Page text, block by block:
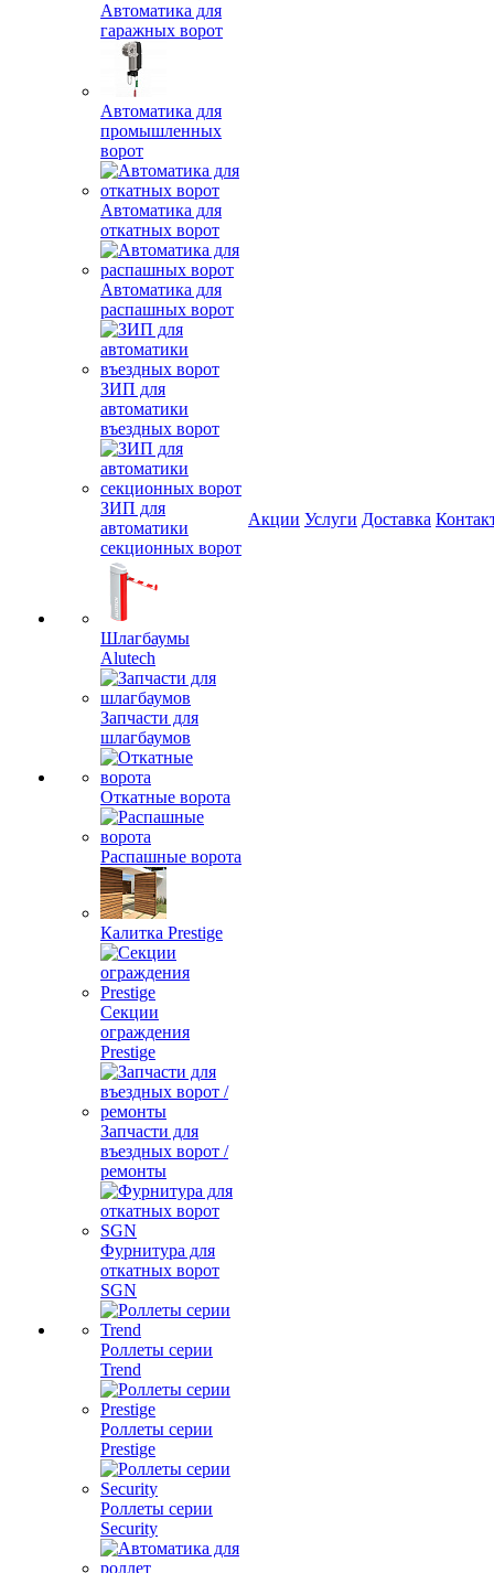
Автоматика для
гаражных ворот
Автоматика для
промышленных
ворот
Автоматика для
откатных ворот
Автоматика для
распашных ворот
ЗИП для
автоматики
въездных ворот
ЗИП для
автоматики
секционных ворот
Шлагбаумы
Alutech
Запчасти для
шлагбаумов
Откатные ворота
Распашные ворота
Калитка Prestige
Секции
ограждения
Prestige
Запчасти для
въездных ворот /
ремонты
Фурнитура для
откатных ворот
SGN
Роллеты серии
Trend
Роллеты серии
Prestige
Роллеты серии
Security
Акции Услуги Доставка